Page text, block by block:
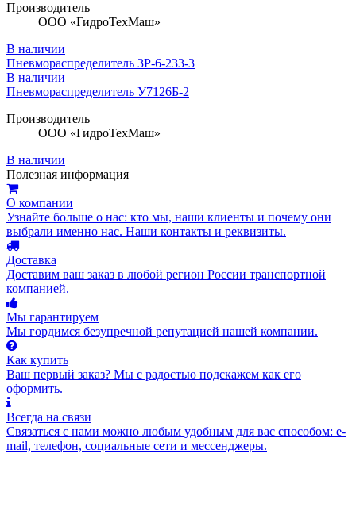
Производитель
ООО «ГидроТехМаш»
В наличии
Пневмораспределитель 3Р-6-233-3
В наличии
Пневмораспределитель У7126Б-2
Производитель
ООО «ГидроТехМаш»
В наличии
Полезная информация
О компании
Узнайте больше о нас: кто мы, наши клиенты и почему они
выбрали именно нас. Наши контакты и реквизиты.
Доставка
Доставим ваш заказ в любой регион России транспортной
компанией.
Мы гарантируем
Мы гордимся безупречной репутацией нашей компании.
Как купить
Ваш первый заказ? Мы с радостью подскажем как его
оформить.
Всегда на связи
Связаться с нами можно любым удобным для вас способом: e-
mail, телефон, социальные сети и мессенджеры.